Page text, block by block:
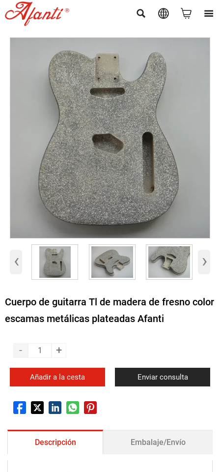
   
‹ ›
Cuerpo de guitarra Tl de madera de fresno color
escamas metálicas plateadas Afanti
- +
Añadir a la cesta Enviar consulta
Descripción Embalaje/Envío